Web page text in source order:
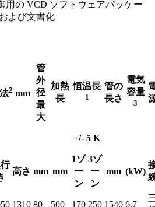
用の VCD ソフトウェアパッケー
よび文書化
2 mm
管
外
径
最
大
加熱
長
恒温長
1
管の
長さ
電気
容量
3
+/- 5 K
高さ mm mm
1ゾ
ー
ン
3ゾ
ー
ン
mm (kW)
1310 80 500 170 250 1540 6,7